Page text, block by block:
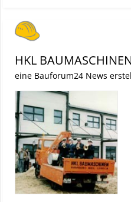
HKL
eine Bauforum24 News